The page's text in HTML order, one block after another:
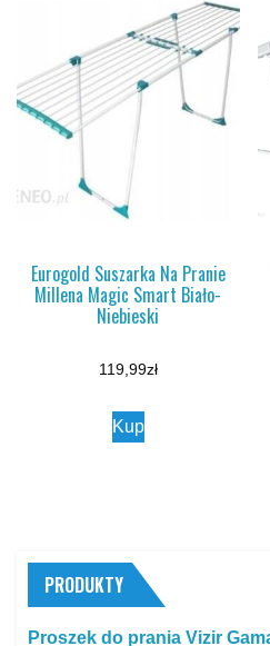
Eurogold Suszarka Na Pranie
Millena Magic Smart Biało-
Niebieski
119,99zł
Kup
PRODUKTY
Proszek do prania Vizir